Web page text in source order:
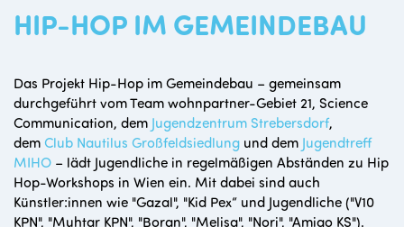
HIP-HOP IM GEMEINDEBAU
Das Projekt Hip-Hop im Gemeindebau – gemeinsam
durchgeführt vom Team wohnpartner-Gebiet 21, Science
Communication, dem Jugendzentrum Strebersdorf,
demClub Nautilus Großfeldsiedlung und dem Jugendtreff
MIHO – lädt Jugendliche in regelmäßigen Abständen zu Hip
Hop-Workshops in Wien ein. Mit dabei sind auch
Künstler:innen wie "Gazal", "Kid Pex“ und Jugendliche ("V10
KPN", "Muhtar KPN", "Boran", "Melisa", "Nori", "Amigo KS").